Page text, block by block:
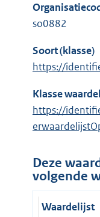
so0882
Soort (klasse)
https://
Klasse
https://
Deze
volgende
Waardelijst